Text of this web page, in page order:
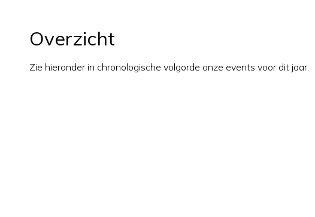
Overzicht
Zie hieronder in chronologische volgorde onze events voor dit jaar.